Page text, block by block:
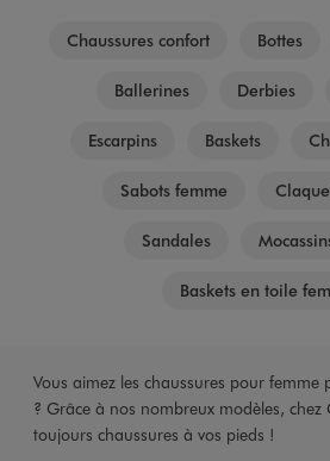
Chaussures confort Bottes
Ballerines Derbies
Escarpins Baskets
Sabots femme
Sandales
Baskets en toile
Vous aimez les chaussures pour femme
? Grâce à nos nombreux modèles, chez
toujours chaussures à vos pieds !